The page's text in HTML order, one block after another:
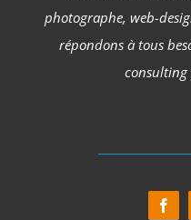
photographe, web-
répondons à tous
consulting